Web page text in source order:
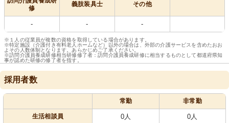
修
義肢装具士 その他
- - -
※１人の従業員が複数の資格を取得している場合があります。
※特定施設（介護付き有料老人ホームなど）以外の場合は、外部の介護サービスを含めたおお
よその人数体制となります。あらかじめご了承ください。
※訪問介護員養成研修相当研修修了者：訪問介護員養成研修に相当するものとして都道府県知
事が認めた研修の修了者を指す。
採用者数
常勤 非常勤
生活相談員 0人 0人